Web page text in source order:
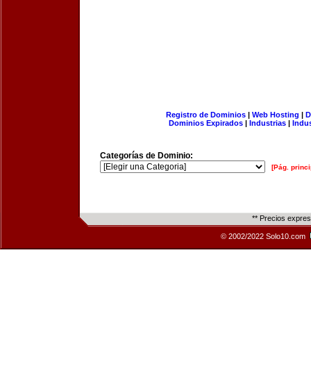
Registro de Dominios| Web Hosting |
Dominios Expirados | Industrias |
Categorías de Dominio:
[Pág.
** Precios
© 2002/2022 Solo10.com